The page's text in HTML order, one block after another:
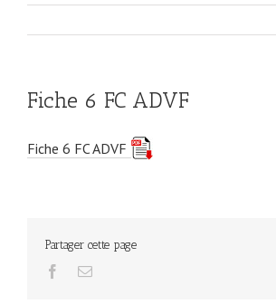
Fiche 6 FC ADVF
Fiche 6 FC ADVF
Partager cette page